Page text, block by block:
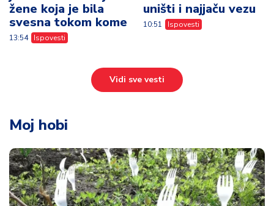
Moj hobi
Plastične viljuške u bašti - trik koji štiti
biljke od mačaka i pasa bez hemikalija